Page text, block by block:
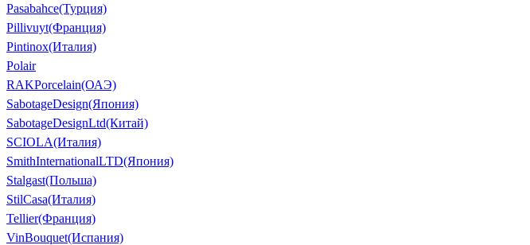
Pasabahce(Турция)
Pillivuyt(Франция)
Pintinox(Италия)
Polair
RAKPorcelain(ОАЭ)
SabotageDesign(Япония)
SabotageDesignLtd(Китай)
SCIOLA(Италия)
SmithInternationalLTD(Япония)
Stalgast(Польша)
StilCasa(Италия)
Tellier(Франция)
VinBouquet(Испания)